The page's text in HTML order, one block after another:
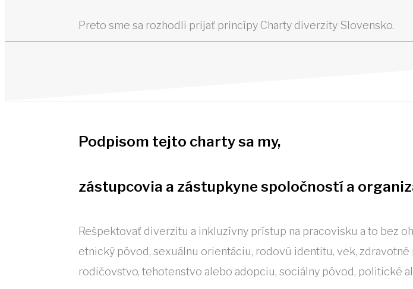
Preto sme sa rozhodli prijať princípy Charty diverzity Slovensko.
Podpisom tejto charty sa my,
zástupcovia a zástupkyne spoločností a
Rešpektovať diverzitu a inkluzívny prístup na pracovisku a to bez
etnický pôvod, sexuálnu orientáciu, rodovú identitu, vek,
rodičovstvo, tehotenstvo alebo adopciu, sociálny pôvod, politické